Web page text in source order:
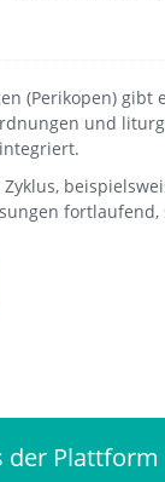
(Perikopen) gibt
und
der Plattform